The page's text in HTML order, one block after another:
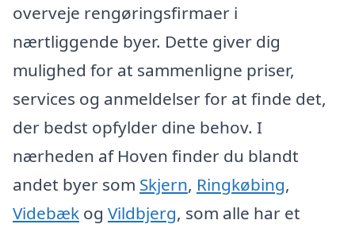
overveje rengøringsfirmaer i
nærtliggende byer. Dette giver dig
mulighed for at sammenligne priser,
services og anmeldelser for at finde det,
der bedst opfylder dine behov. I
nærheden af Hoven finder du blandt
andet byer som Skjern, Ringkøbing,
Videbæk og Vildbjerg, som alle har et